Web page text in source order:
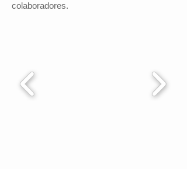
colaboradores.